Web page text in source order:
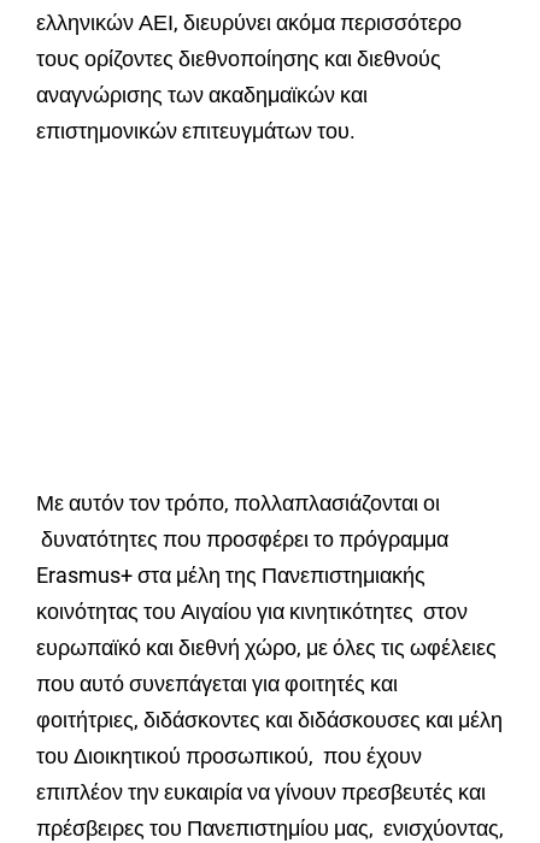
ελληνικών ΑΕΙ, διευρύνει ακόμα περισσότερο
τους ορίζοντες διεθνοποίησης και διεθνούς
αναγνώρισης των ακαδημαϊκών και
επιστημονικών επιτευγμάτων του.
Με αυτόν τον τρόπο, πολλαπλασιάζονται οι
δυνατότητες που προσφέρει το πρόγραμμα
Erasmus+ στα μέλη της Πανεπιστημιακής
κοινότητας του Αιγαίου για κινητικότητες στον
ευρωπαϊκό και διεθνή χώρο, με όλες τις ωφέλειες
που αυτό συνεπάγεται για φοιτητές και
φοιτήτριες, διδάσκοντες και διδάσκουσες και μέλη
του Διοικητικού προσωπικού, που έχουν
επιπλέον την ευκαιρία να γίνουν πρεσβευτές και
πρέσβειρες του Πανεπιστημίου μας, ενισχύοντας,